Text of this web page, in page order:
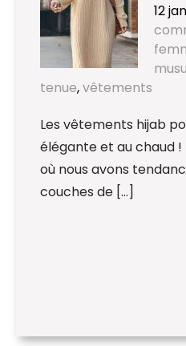
12
tenue,vêtements
Les vêtements hijab
élégante et au chaud !
où nous avons
couches de […]